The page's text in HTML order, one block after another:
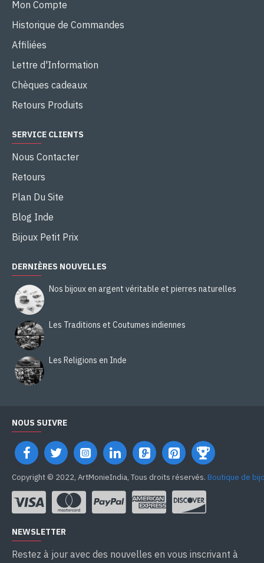
Mon Compte
Historique de Commandes
Affiliées
Lettre d'Information
Chèques cadeaux
Retours Produits
SERVICE CLIENTS
Nous Contacter
Retours
Plan Du Site
Blog Inde
Bijoux Petit Prix
DERNIÈRES NOUVELLES
Nos bijoux en argent véritable et pierres naturelles
Les Traditions et Coutumes indiennes
Les Religions en Inde
NOUS SUIVRE
Copyright © 2022, ArtMonieIndia, Tous droits réservés. Boutique de
NEWSLETTER
Restez à jour avec des nouvelles en vous inscrivant à